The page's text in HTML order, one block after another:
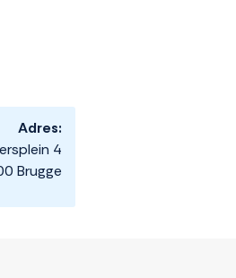
Adres:
4
Brugge